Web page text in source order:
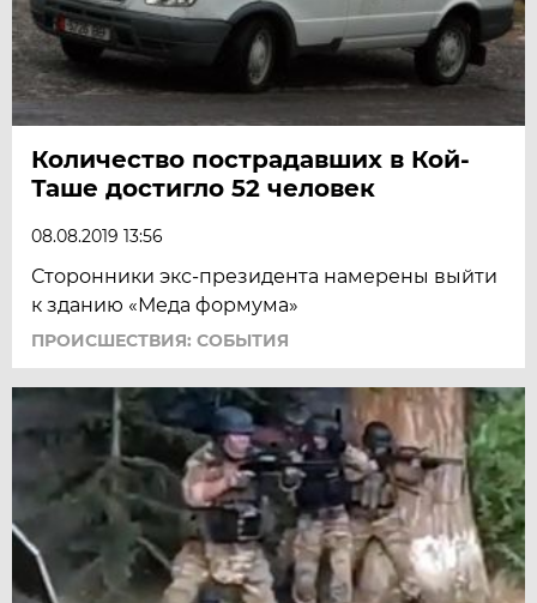
Количество пострадавших в Кой-
Таше достигло 52 человек
08.08.2019 13:56
Сторонники экс-президента намерены выйти
к зданию «Меда формума»
ПРОИСШЕСТВИЯ: СОБЫТИЯ